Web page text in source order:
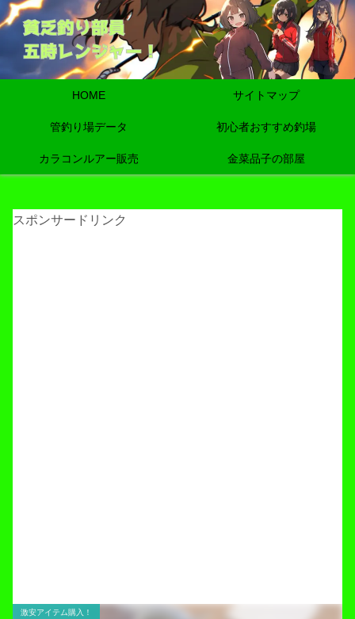
HOME サイトマップ
管釣り場データ 初心者おすすめ釣場
カラコンルアー販売 金菜品子の部屋
スポンサードリンク
激安アイテム購入！